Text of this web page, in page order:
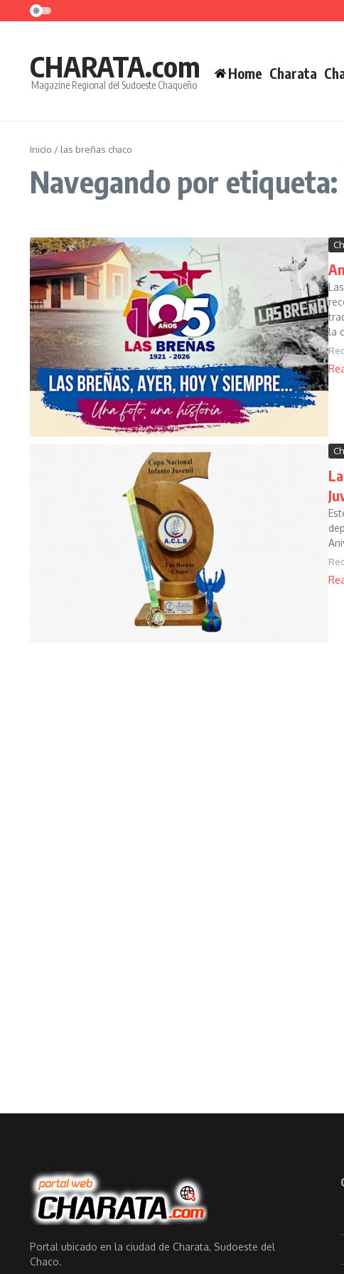
Saltar al contenido
CHARATA.com
Magazine Regional del Sudoeste Chaqueño
Home Charata
Inicio / las breñas chaco
Navegando por etiqueta:
la
Portal ubicado en la ciudad de Charata, Sudoeste del
Chaco.